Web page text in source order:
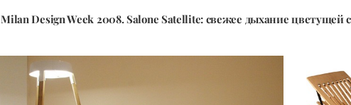
Milan Design Week 2008. Salone Satellite: свежее дыхание цветущей